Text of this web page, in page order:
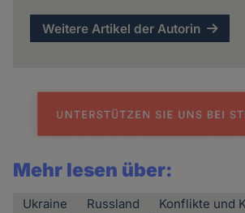
Weitere Artikel der Autorin
Mehr lesen über:
Ukraine Russland
Konflikte und